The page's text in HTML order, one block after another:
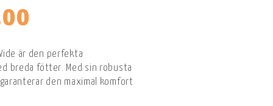
är den perfekta
breda fötter. Med sin robusta
den maximal komfort